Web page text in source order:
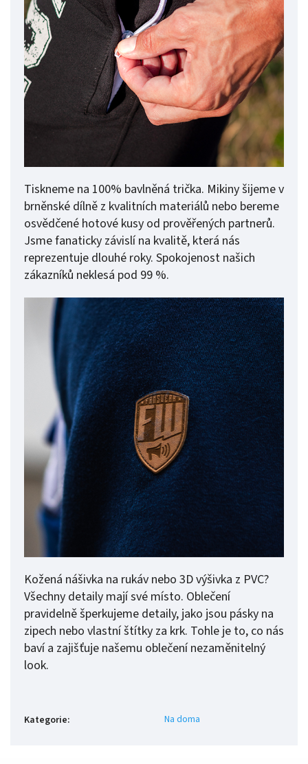
Tiskneme na 100% bavlněná trička. Mikiny šijeme v
brněnské dílně z kvalitních materiálů nebo bereme
osvědčené hotové kusy od prověřených partnerů.
Jsme fanaticky závislí na kvalitě, která nás
reprezentuje dlouhé roky. Spokojenost našich
zákazníků neklesá pod 99 %.
Kožená nášivka na rukáv nebo 3D výšivka z PVC?
Všechny detaily mají své místo. Oblečení
pravidelně šperkujeme detaily, jako jsou pásky na
zipech nebo vlastní štítky za krk. Tohle je to, co nás
baví a zajišťuje našemu oblečení nezaměnitelný
look.
Kategorie: Na doma